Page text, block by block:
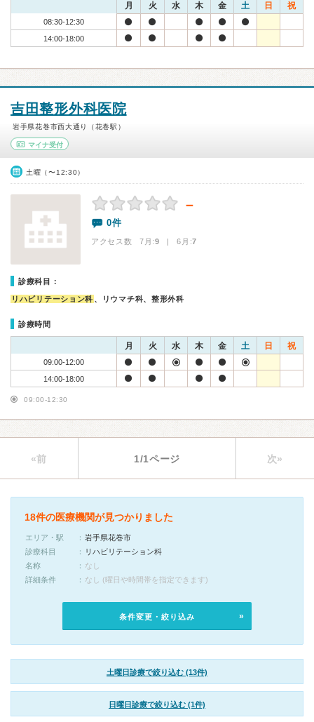
月 火 水 木 金 土 日 祝
08:30-12:30
14:00-18:00
吉田整形外科医院
岩手県花巻市西大通り（花巻駅）
マイナ受付
土曜（〜12:30）
－
0件
アクセス数 7月:9 | 6月:7
診療科目：
リハビリテーション科 、リウマチ科、整形外科
診療時間
月 火 水 木 金 土 日 祝
09:00-12:00
14:00-18:00
09:00-12:30
«前 1/1ページ 次»
18件の医療機関が見つかりました
エリア・駅
岩手県花巻市
診療科目
リハビリテーション科
名称
なし
詳細条件
なし (曜日や時間帯を指定できます)
条件変更・絞り込み
土曜日診療で絞り込む (13件)
日曜日診療で絞り込む (1件)